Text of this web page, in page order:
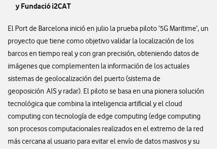
y Fundació i2CAT
El Port de Barcelona inició en julio la prueba piloto ‘5G Maritime’, un
proyecto que tiene como objetivo validar la localización de los
barcos en tiempo real y con gran precisión, obteniendo datos de
imágenes que complementen la información de los actuales
sistemas de geolocalización del puerto (sistema de
geoposición AIS y radar). El piloto se basa en una pionera solución
tecnológica que combina la inteligencia artificial y el cloud
computing con tecnología de edge computing (edge computing
son procesos computacionales realizados en el extremo de la red
más cercana al usuario para evitar el envío de datos masivos y su